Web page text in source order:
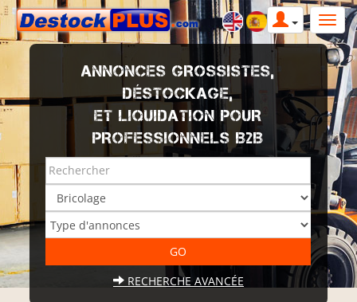
ANNONCES GROSSISTES,
DÉSTOCKAGE,
ET LIQUIDATION POUR
PROFESSIONNELS B2B
RECHERCHE AVANCÉE